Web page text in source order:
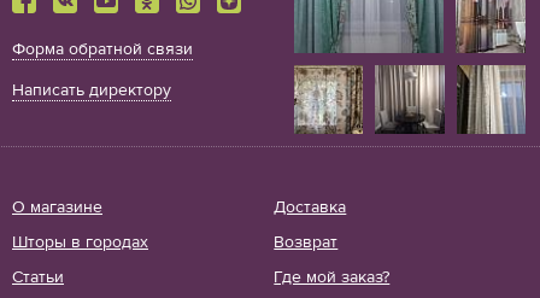
Форма обратной связи
Написать директору
О магазине
Доставка
Шторы в городах
Возврат
Статьи
Где мой заказ?